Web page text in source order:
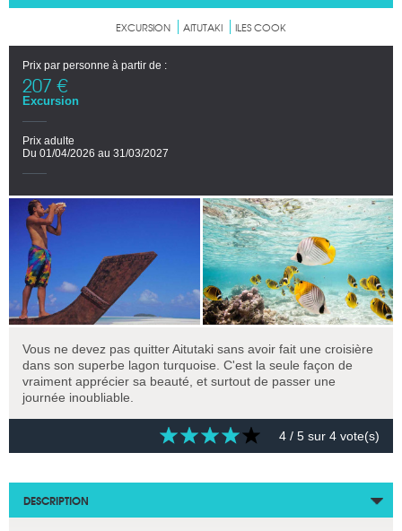
EXCURSION AITUTAKI ILES COOK
Prix par personne à partir de :
207 €
Excursion
Prix adulte
Du 01/04/2026 au 31/03/2027
Vous ne devez pas quitter Aitutaki sans avoir fait une croisière
dans son superbe lagon turquoise. C'est la seule façon de
vraiment apprécier sa beauté, et surtout de passer une
journée inoubliable.
4 / 5 sur 4 vote(s)
DESCRIPTION